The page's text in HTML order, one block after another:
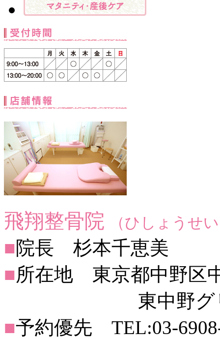
飛翔整骨院 （ひしょうせ
■院長 杉本千恵美
■所在地 東京都中野区
東中野グリー
■予約優先 TEL:03-